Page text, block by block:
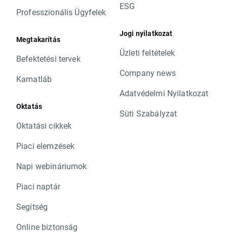
Professzionális Ügyfelek
Megtakarítás
Befektetési tervek
Kamatláb
Oktatás
Oktatási cikkek
Piaci elemzések
Napi webináriumok
Piaci naptár
Segítség
Online biztonság
ESG
Jogi nyilatkozat
Üzleti feltételek
Company news
Adatvédelmi Nyilatkozat
Süti Szabályzat